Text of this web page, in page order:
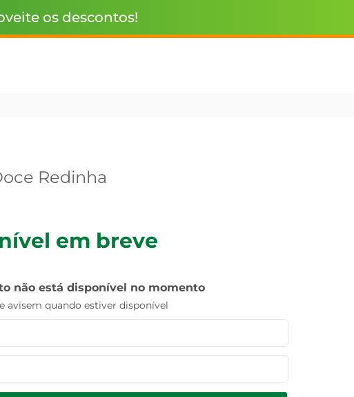
os descontos!
Redinha
em breve
não está disponível no momento
avisem quando estiver disponível